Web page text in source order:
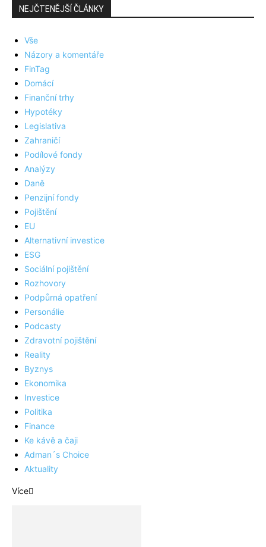
NEJČTENĚJŠÍ ČLÁNKY
Vše
Názory a komentáře
FinTag
Domácí
Finanční trhy
Hypotéky
Legislativa
Zahraničí
Podílové fondy
Analýzy
Daně
Penzijní fondy
Pojištění
EU
Alternativní investice
ESG
Sociální pojištění
Rozhovory
Podpůrná opatření
Personálie
Podcasty
Zdravotní pojištění
Reality
Byznys
Ekonomika
Investice
Politika
Finance
Ke kávě a čaji
Adman´s Choice
Aktuality
Více